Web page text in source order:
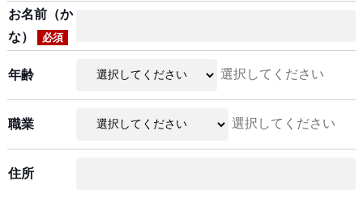
お名前（か
な）
必須
年齢 選択してください
職業 選択してください
住所